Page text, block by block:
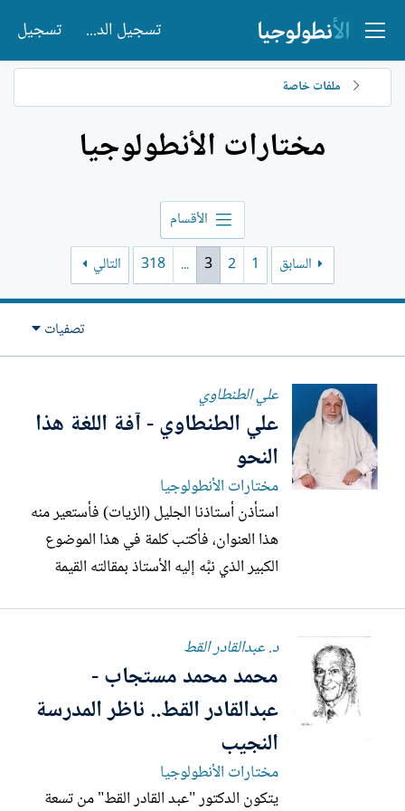
تسجيل الدخول تسجيل
ملفات خاصة
مختارات الأنطولوجيا
الأقسام
السابق
1
2
3
...
318 التالي
تصفيات
علي الطنطاوي
علي الطنطاوي - آفة اللغة هذا
النحو
مختارات الأنطولوجيا
استأذن أستاذنا الجليل (الزيات) فأستعير منه
هذا العنوان، فأكتب كلمة في هذا الموضوع
الكبير الذي نبَّه إليه الأستاذ بمقالته القيمة
على هذا الشكل تفيد في بحث اللهجات في
اللغة، ودرس القراءات في القرآن، ولكننا اليوم
–...
د. عبدالقادر القط
محمد محمد مستجاب -
عبدالقادر القط.. ناظر المدرسة
النجيب
مختارات الأنطولوجيا
يتكون الدكتور "عبد القادر القط" من تسعة